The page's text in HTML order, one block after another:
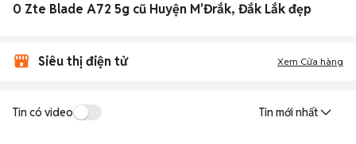
0 Zte Blade A72 5g cũ Huyện M'Đrắk, Đắk Lắk đẹp
Siêu thị điện tử Xem Cửa hàng
Tin có video Tin mới nhất